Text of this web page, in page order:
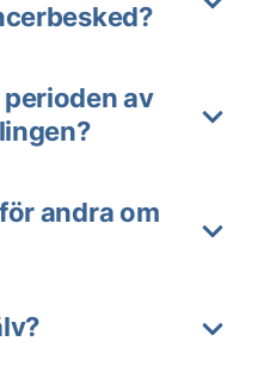
av
andra om